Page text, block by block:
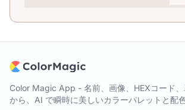
Color Magic App - 名前、画像、HEXコード
から、AI で瞬時に美しいカラーパレットと配